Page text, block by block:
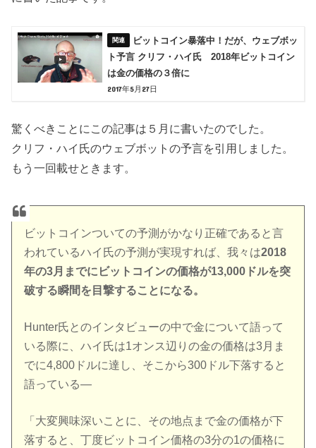
ビットコイン暴落中！だが、ウェブボッ
ト予言 クリフ・ハイ氏 2018年ビットコイン
は金の価格の３倍に
2017年5月27日
驚くべきことにこの記事は５月に書いたのでした。
クリフ・ハイ氏のウェブボットの予言を引用しました。
もう一回載せときます。
ビットコインついての予測がかなり正確であると言
われているハイ氏の予測が実現すれば、我々は2018
年の3月までにビットコインの価格が13,000ドルを突
破する瞬間を目撃することになる。
Hunter氏とのインタビューの中で金について語って
いる際に、ハイ氏は1オンス辺りの金の価格は3月ま
でに4,800ドルに達し、そこから300ドル下落すると
語っている―
「大変興味深いことに、その地点まで金の価格が下
落すると、丁度ビットコイン価格の3分の1の価格に